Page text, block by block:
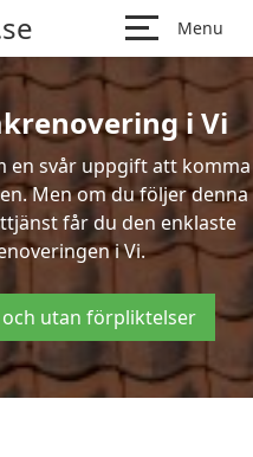
Menu
i Vi
en svår uppgift att komma
Men om du följer denna
får du den enklaste
i Vi.
utan förpliktelser